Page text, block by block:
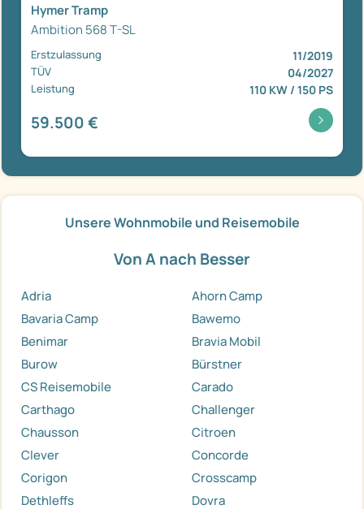
Hymer Tramp
Ambition 568 T-SL
Erstzulassung 11/2019
TÜV 04/2027
Leistung 110 KW / 150 PS
59.500 €
Unsere Wohnmobile und Reisemobile
Von A nach Besser
Adria
Ahorn Camp
Bavaria Camp
Bawemo
Benimar
Bravia Mobil
Burow
Bürstner
CS Reisemobile
Carado
Carthago
Challenger
Chausson
Citroen
Clever
Concorde
Corigon
Crosscamp
Dethleffs
Dovra